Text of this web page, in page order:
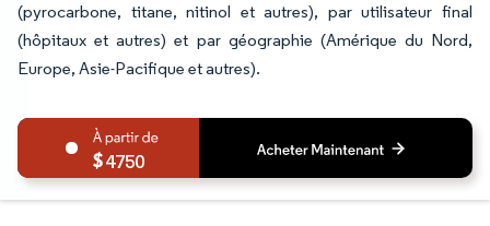
(pyrocarbone, titane, nitinol et autres), par utilisateur final
(hôpitaux et autres) et par géographie (Amérique du Nord,
Europe, Asie-Pacifique et autres).
4750